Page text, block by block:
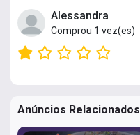
Alessandra
Comprou 1 vez(es)
Anúncios Relacionados